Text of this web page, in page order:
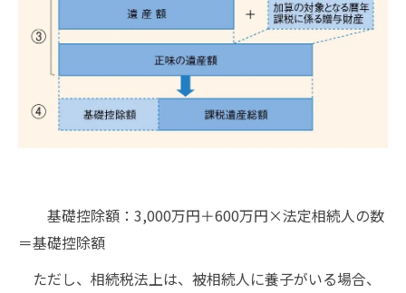
基礎控除額：3,000万円＋600万円×法定相続人の数
＝基礎控除額
ただし、相続税法上は、被相続人に養子がいる場合、